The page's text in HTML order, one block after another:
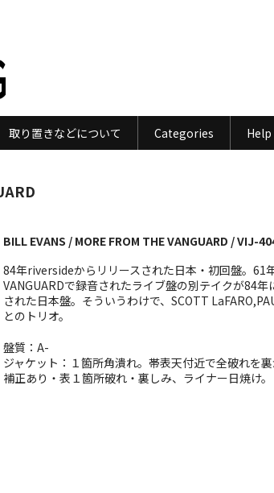
取り置きなどについて Categories Help
BILL EVANS / MORE FROM THE VANGUARD / VIJ-
84年riversideからリリースされた日本・初回盤。61
VANGUARDで録音されたライブ盤の別テイクが84年
された日本盤。そういうわけで、SCOTT
とのトリオ。
盤質：A-
ジャケット：１箇所角潰れ。帯表天付近で全破れを
補正あり・表１箇所破れ・裏しみ、ライナー日焼け。